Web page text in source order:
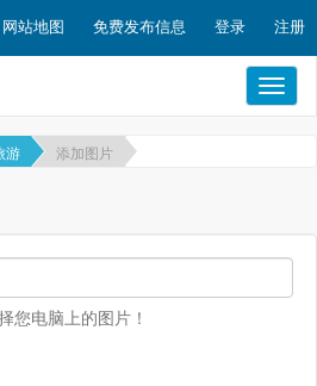
网站地图 免费发布信息 登录 注册
游 添加图片
您电脑上的图片！